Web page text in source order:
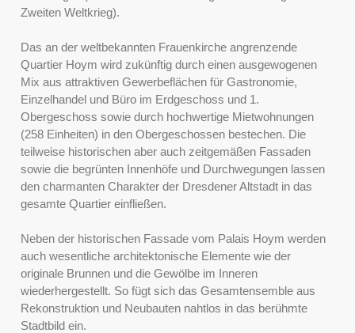
Zweiten Weltkrieg).
Das an der weltbekannten Frauenkirche angrenzende
Quartier Hoym wird zukünftig durch einen ausgewogenen
Mix aus attraktiven Gewerbeflächen für Gastronomie,
Einzelhandel und Büro im Erdgeschoss und 1.
Obergeschoss sowie durch hochwertige Mietwohnungen
(258 Einheiten) in den Obergeschossen bestechen. Die
teilweise historischen aber auch zeitgemäßen Fassaden
sowie die begrünten Innenhöfe und Durchwegungen lassen
den charmanten Charakter der Dresdener Altstadt in das
gesamte Quartier einfließen.
Neben der historischen Fassade vom Palais Hoym werden
auch wesentliche architektonische Elemente wie der
originale Brunnen und die Gewölbe im Inneren
wiederhergestellt. So fügt sich das Gesamtensemble aus
Rekonstruktion und Neubauten nahtlos in das berühmte
Stadtbild ein.